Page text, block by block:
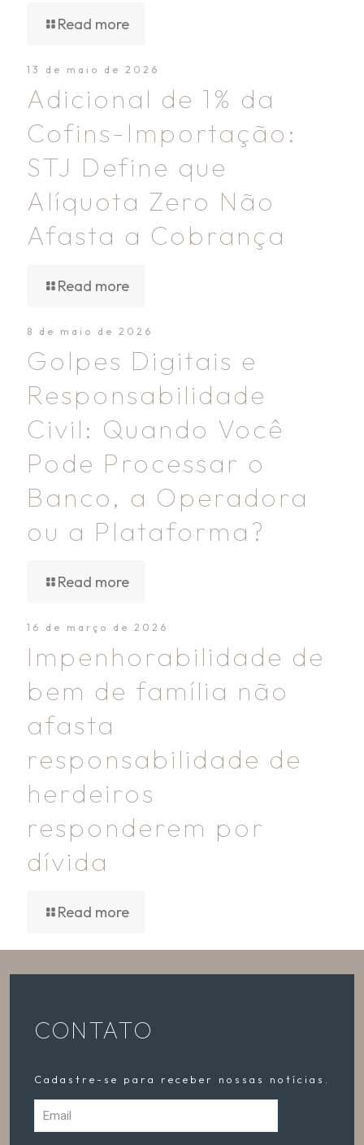
Read more
13 de maio de 2026
Adicional de 1% da
Cofins-Importação:
STJ Define que
Alíquota Zero Não
Afasta a Cobrança
Read more
8 de maio de 2026
Golpes Digitais e
Responsabilidade
Civil: Quando Você
Pode Processar o
Banco, a Operadora
ou a Plataforma?
Read more
16 de março de 2026
Impenhorabilidade de
bem de família não
afasta
responsabilidade de
herdeiros
responderem por
dívida
Read more
CONTATO
Cadastre-se para receber nossas notícias.